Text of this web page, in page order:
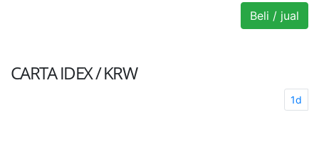
Beli / jual
CARTAIDEX / KRW
1d